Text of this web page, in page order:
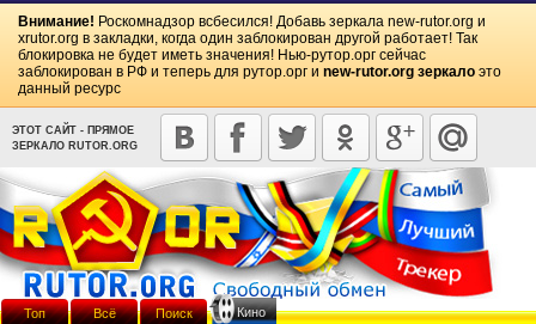
Внимание! Роскомнадзор всбесился! Добавь зеркала new-rutor.org и
xrutor.org в закладки, когда один заблокирован другой работает! Так
блокировка не будет иметь значения! Нью-рутор.орг сейчас
заблокирован в РФ и теперь для рутор.орг и new-rutor.org зеркало это
данный ресурс
ЭТОТ САЙТ - ПРЯМОЕ
ЗЕРКАЛО RUTOR.ORG